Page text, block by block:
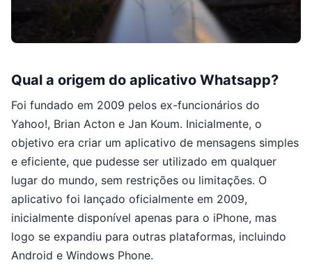
Qual a origem do aplicativo Whatsapp?
Foi fundado em 2009 pelos ex-funcionários do
Yahoo!, Brian Acton e Jan Koum. Inicialmente, o
objetivo era criar um aplicativo de mensagens simples
e eficiente, que pudesse ser utilizado em qualquer
lugar do mundo, sem restrições ou limitações. O
aplicativo foi lançado oficialmente em 2009,
inicialmente disponível apenas para o iPhone, mas
logo se expandiu para outras plataformas, incluindo
Android e Windows Phone.